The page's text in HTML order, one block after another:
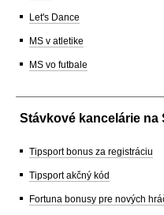
Let's Dance
MS v atletike
MS vo futbale
Stávkové kancelárie na
Tipsport bonus za registráciu
Tipsport akčný kód
Fortuna bonusy pre nových